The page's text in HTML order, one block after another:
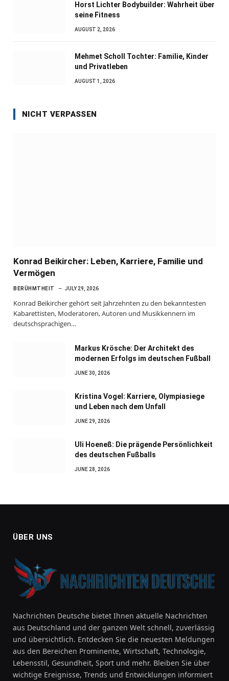
Horst Lichter Bodybuilder: Wahrheit über
seine Fitness
AUGUST 2, 2026
Mehmet Scholl Tochter: Familie, Kinder
und Privatleben
AUGUST 1, 2026
NICHT VERPASSEN
Konrad Beikircher: Leben, Karriere, Familie und
Vermögen
BERÜHMTHEIT JULY 29, 2026
Konrad Beikircher gehört seit Jahrzehnten zu den bekanntesten
Kabarettisten, Moderatoren, Autoren und Musikkennern im
deutschsprachigen…
Markus Krösche: Der Architekt des
modernen Erfolgs im deutschen Fußball
JUNE 30, 2026
Kristina Vogel: Karriere, Olympiasiege
und Leben nach dem Unfall
JUNE 29, 2026
Uli Hoeneß: Die prägende Persönlichkeit
des deutschen Fußballs
JUNE 28, 2026
ÜBER UNS
Nachrichten Deutsche bietet Ihnen aktuelle Nachrichten
aus Deutschland und der ganzen Welt schnell, zuverlässig
und übersichtlich. Entdecken Sie die neuesten Meldungen
aus den Bereichen Prominente, Wirtschaft, Technologie,
Lebensstil, Gesundheit, Sport und mehr. Bleiben Sie über
wichtige Ereignisse, Trends und Entwicklungen informiert